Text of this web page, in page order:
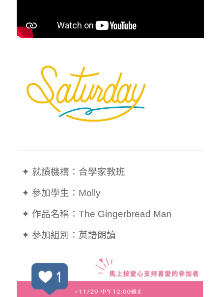
  ✦ 就讀機構：合學家教班
  ✦ 參加學生：Molly
  ✦ 作品名稱：The Gingerbread Man